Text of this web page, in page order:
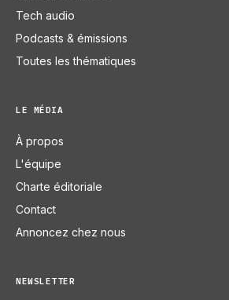
Tech audio
Podcasts & émissions
Toutes les thématiques
LE MÉDIA
À propos
L'équipe
Charte éditoriale
Contact
Annoncez chez nous
NEWSLETTER